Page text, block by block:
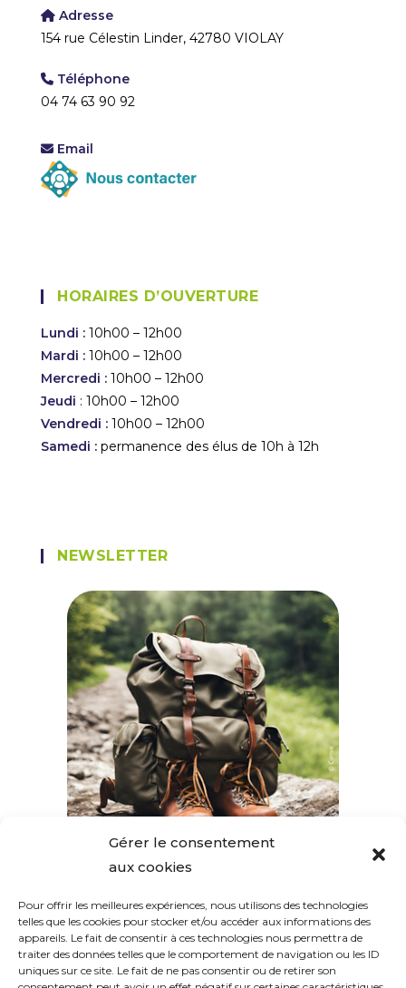
Gérer le consentement
aux cookies
Pour offrir les meilleures expériences, nous utilisons des technologies
telles que les cookies pour stocker et/ou accéder aux informations des
appareils. Le fait de consentir à ces technologies nous permettra de
traiter des données telles que le comportement de navigation ou les ID
uniques sur ce site. Le fait de ne pas consentir ou de retirer son
Adresse
154 rue Célestin Linder, 42780 VIOLAY
Téléphone
04 74 63 90 92
Email
HORAIRES D’OUVERTURE
Lundi : 10h00 – 12h00
Mardi : 10h00 – 12h00
Mercredi : 10h00 – 12h00
Jeudi : 10h00 – 12h00
Vendredi : 10h00 – 12h00
Samedi : permanence des élus de 10h à 12h
NEWSLETTER
SUIVEZ-NOUS